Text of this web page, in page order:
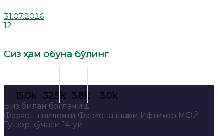
31.07.2026
12
Сиз ҳам обуна бўлинг
Биз билан боғланиш:
Фарғона вилояти Фарғона шаҳри Ифтихор МФЙ
Тутзор кўчаси 14-уй